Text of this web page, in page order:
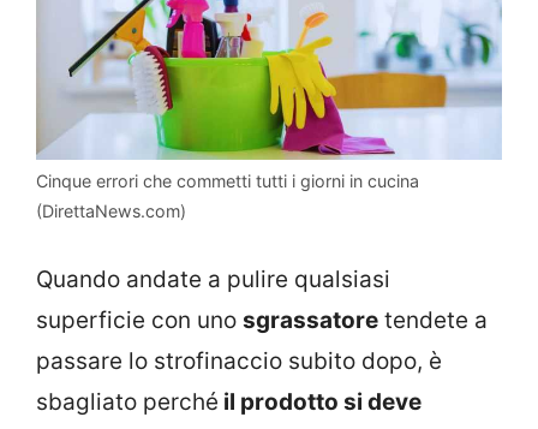
Cinque errori che commetti tutti i giorni in cucina
(DirettaNews.com)
Quando andate a pulire qualsiasi
superficie con uno sgrassatore tendete a
passare lo strofinaccio subito dopo, è
sbagliato perché il prodotto si deve